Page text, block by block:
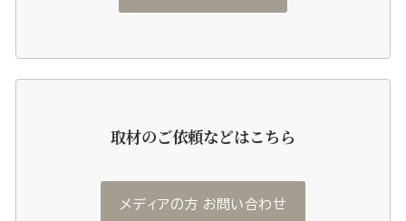
取材のご依頼などはこちら
メディアの方 お問い合わせ